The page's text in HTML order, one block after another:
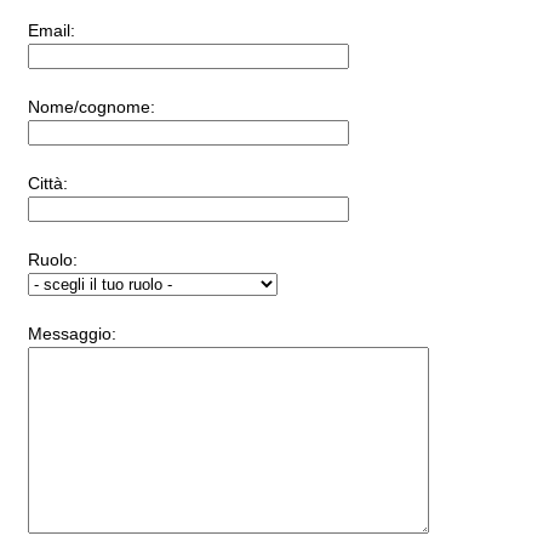
Email:
Nome/cognome:
Città:
Ruolo:
Messaggio: